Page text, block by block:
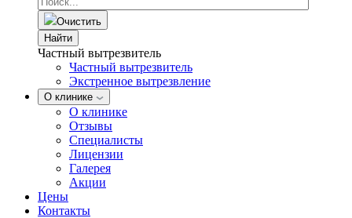
Очистить
Найти
Частный вытрезвитель
Частный вытрезвитель
Экстренное вытрезвление
О клинике
О клинике
Отзывы
Специалисты
Лицензии
Галерея
Акции
Цены
Контакты